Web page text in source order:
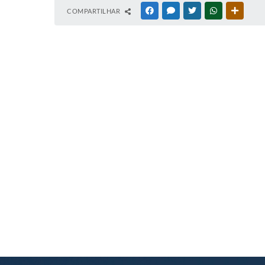
COMPARTILHAR FACEBOOKMESSENGER
TWITTERWHATSAPP